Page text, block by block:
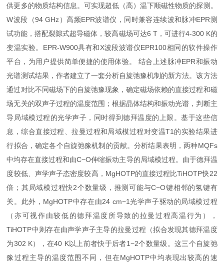
供更多的物质结构信息。可实现超低（高）温下顺磁性物质的探测。
W波段（94 GHz）高频EPR波谱仪，同时兼容连续波和脉冲EPR测
试功能，搭配裂隙式超导磁体，较高磁场可达6 T，可进行4-300 K的
变温实验。EPR-W900具有和X波段波谱仪EPR100相同的软件操作
平台，为用户提供简单便捷的使用体验。 结合上述脉冲EPR和振动
光谱测试结果，作者建立了一套分析自旋弛豫机制的新方法。该方法
通过对比不同磁场下的自旋弛豫现象，确定磁场依赖的直接过程和磁
场无关的双声子过程的温度范围；根据晶体结构和振动光谱，判断主
导局域模过程的光学声子，同时得到德拜温度的上限。基于这些信
息，综合直接过程、拉曼过程和局域模过程对变温T1的实验结果进
行拟合，确定各个自旋弛豫机制的贡献。分析结果表明，两种MQFs
中均存在直接过程和由C−O伸缩振动主导的局域模过程。由于德拜温
度较低、声学声子态密度较高，MgHOTP的直接过程比TiHOTP快22
倍；其局域模过程快2个数量级，推测可能与C−O键相邻的氢键有
关。此外，MgHOTP中存在由24 cm−1光学声子驱动的局域模过程
（亦可视作由较低的德拜温度所导致的拉曼过程高温行为），
TiHOTP中则存在由声学声子主导的拉曼过程（拟合发现其德拜温度
为302 K），在40 K以上前者快于后者1−2个数量级。这三个自旋弛
豫过程主导的温度范围不同，但在MgHOTP中均表现出较高的速